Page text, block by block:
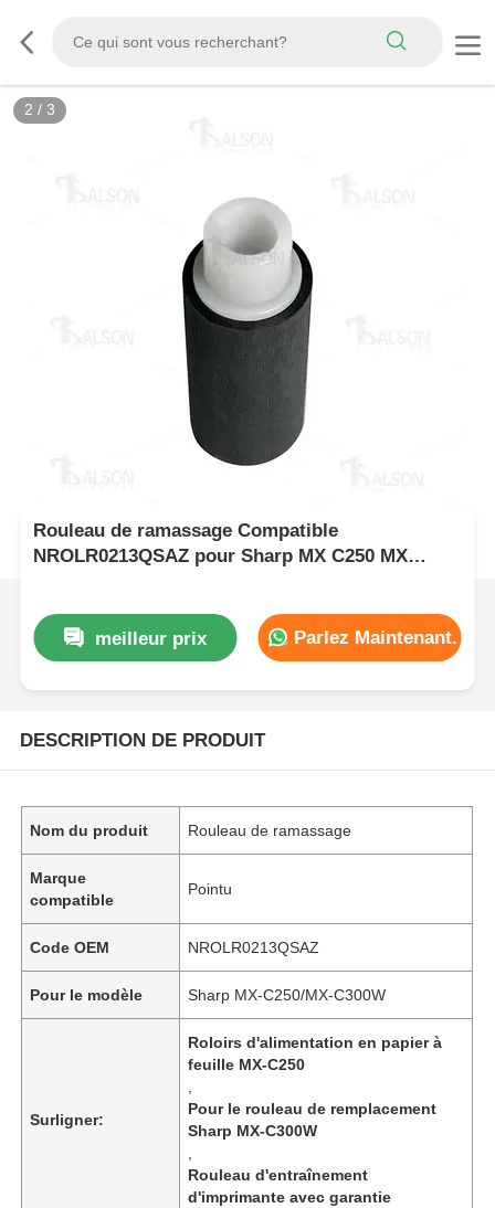
2 / 3
Rouleau de ramassage Compatible
NROLR0213QSAZ pour Sharp MX C250 MX
meilleur prix Parlez Maintenant.
DESCRIPTION DE PRODUIT
Nom du produit Rouleau de ramassage
Marque
compatible
Pointu
Code OEM NROLR0213QSAZ
Pour le modèle Sharp MX-C250/MX-C300W
Surligner:
Roloirs d'alimentation en papier à
feuille MX-C250
Pour le rouleau de remplacement
Sharp MX-C300W
Rouleau d'entraînement
d'imprimante avec garantie